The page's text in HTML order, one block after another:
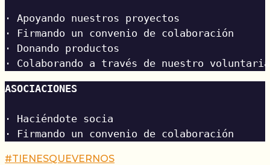
· Apoyando nuestros proyectos
· Firmando un convenio de colaboración
· Donando productos
· Colaborando a través de nuestro
ASOCIACIONES
· Haciéndote socia
· Firmando un convenio de colaboración
#TIENESQUEVERNOS